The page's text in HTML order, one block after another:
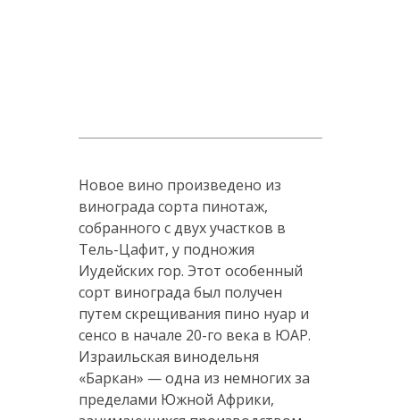
Новое вино произведено из
винограда сорта пинотаж,
собранного с двух участков в
Тель-Цафит, у подножия
Иудейских гор. Этот особенный
сорт винограда был получен
путем скрещивания пино нуар и
сенсо в начале 20-го века в ЮАР.
Израильская винодельня
«Баркан» — одна из немногих за
пределами Южной Африки,